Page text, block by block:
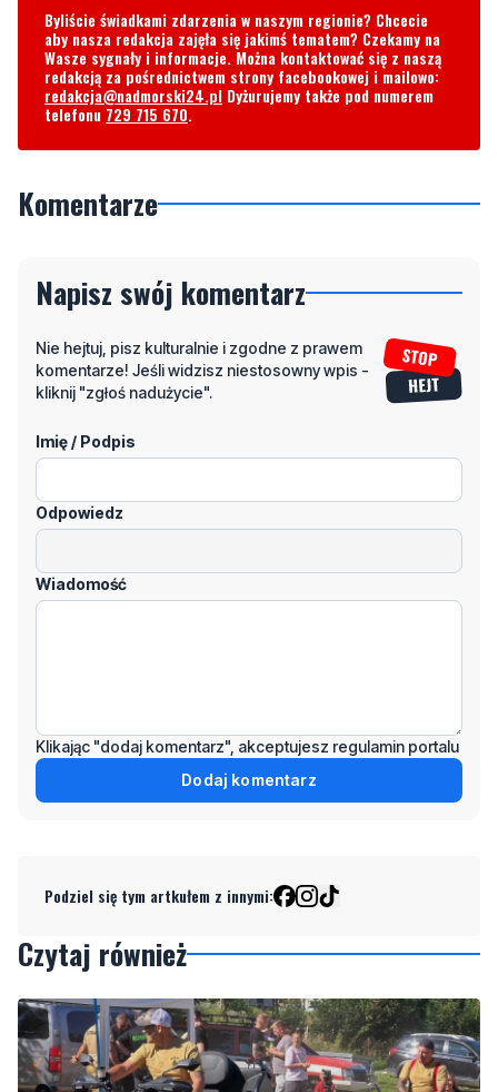
redakcja@nadmorski24.plDyżurujemy także pod numerem
telefonu729 715 670.
Komentarze
Napisz swój komentarz
komentarze! Jeśli widzisz niestosowny wpis -
kliknij "zgłoś nadużycie".
Imię / Podpis
Odpowiedz
Wiadomość